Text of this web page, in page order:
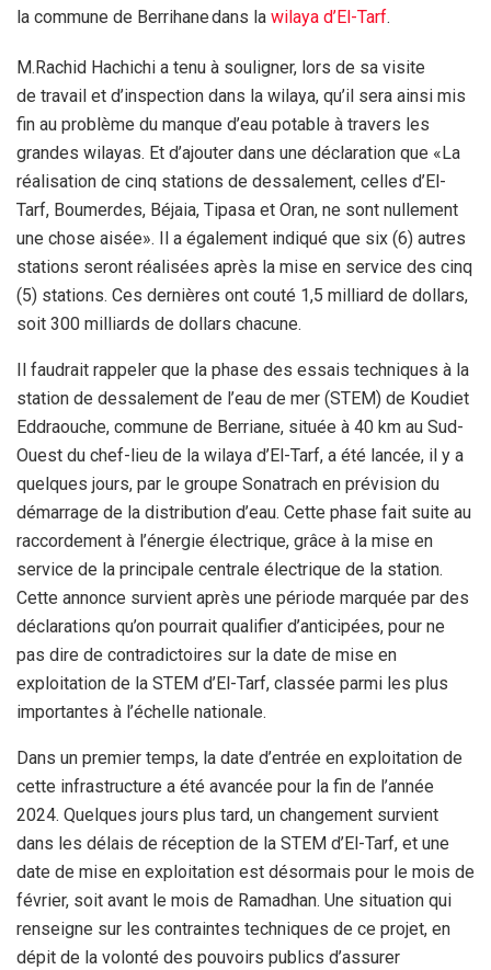
la commune de Berrihane dans la wilaya d’El-Tarf.
M.Rachid Hachichi a tenu à souligner, lors de sa visite
de travail et d’inspection dans la wilaya, qu’il sera ainsi mis
fin au problème du manque d’eau potable à travers les
grandes wilayas. Et d’ajouter dans une déclaration que «La
réalisation de cinq stations de dessalement, celles d’El-
Tarf, Boumerdes, Béjaia, Tipasa et Oran, ne sont nullement
une chose aisée». Il a également indiqué que six (6) autres
stations seront réalisées après la mise en service des cinq
(5) stations. Ces dernières ont couté 1,5 milliard de dollars,
soit 300 milliards de dollars chacune.
Il faudrait rappeler que la phase des essais techniques à la
station de dessalement de l’eau de mer (STEM) de Koudiet
Eddraouche, commune de Berriane, située à 40 km au Sud-
Ouest du chef-lieu de la wilaya d’El-Tarf, a été lancée, il y a
quelques jours, par le groupe Sonatrach en prévision du
démarrage de la distribution d’eau. Cette phase fait suite au
raccordement à l’énergie électrique, grâce à la mise en
service de la principale centrale électrique de la station.
Cette annonce survient après une période marquée par des
déclarations qu’on pourrait qualifier d’anticipées, pour ne
pas dire de contradictoires sur la date de mise en
exploitation de la STEM d’El-Tarf, classée parmi les plus
importantes à l’échelle nationale.
Dans un premier temps, la date d’entrée en exploitation de
cette infrastructure a été avancée pour la fin de l’année
2024. Quelques jours plus tard, un changement survient
dans les délais de réception de la STEM d’El-Tarf, et une
date de mise en exploitation est désormais pour le mois de
février, soit avant le mois de Ramadhan. Une situation qui
renseigne sur les contraintes techniques de ce projet, en
dépit de la volonté des pouvoirs publics d’assurer